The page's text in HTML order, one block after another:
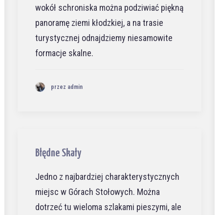
wokół schroniska można podziwiać piękną
panoramę ziemi kłodzkiej, a na trasie
turystycznej odnajdziemy niesamowite
formacje skalne.
przez admin
Błędne Skały
Jedno z najbardziej charakterystycznych
miejsc w Górach Stołowych. Można
dotrzeć tu wieloma szlakami pieszymi, ale